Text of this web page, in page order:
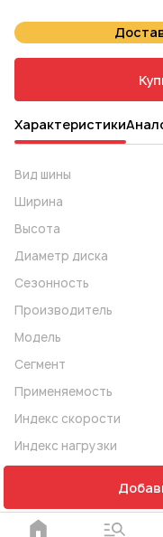
Характеристики
Вид шины
Ширина
Высота
Диаметр диска
Сезонность
Производитель
Модель
Сегмент
Применяемость
Индекс скорости
Индекс нагрузки